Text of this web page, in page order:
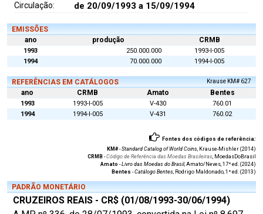
Circulação: de 20/09/1993 a 15/09/1994
EMISSÕES
ano
produção CRMB
1993 250.000.000
1993-I-005
1994
70.000.000 1994-I-005
REFERÊNCIAS EM CATÁLOGOS Krause KM# 627
ano CRMB Amato Bentes
1993 1993-I-005 V-430
760.01
1994
1994-I-005 V-431 760.02
Fontes dos códigos de referência:
KM#-Standard Catalog of World Coins, Krause-Mishler (2014)
CRMB -Código de Referência das Moedas Brasileiras, MoedasDoBrasil
Amato -Livro das Moedas do Brasil, Amato/Neves, 17ª ed. (2024)
Bentes -Catálogo Bentes, Rodrigo Maldonado, 1ª ed. (2013)
PADRÃO MONETÁRIO
CRUZEIROS REAIS - CR$ (01/08/1993-30/06/1994)